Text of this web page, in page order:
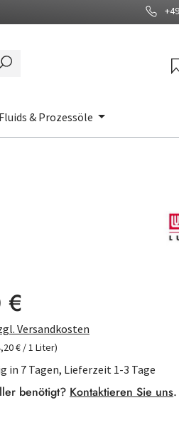
& Prozessöle
€
Versandkosten
€ / 1 Liter)
in 7 Tagen, Lieferzeit 1-3 Tage
benötigt? Kontaktieren Sie uns.